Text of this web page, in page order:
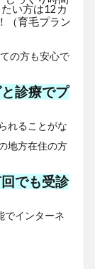
い方は12カ
（育毛プラン
の方も安心で
診療でプ
れることがな
地方在住の方
でも受診
でインターネ